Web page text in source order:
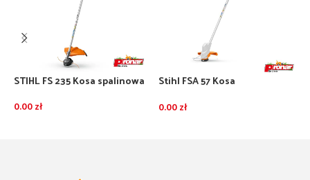
STIHL FS 235 Kosa spalinowa
0.00zł
Stihl FSA 57 Kosa
akumulatora i ładowarki
0.00zł